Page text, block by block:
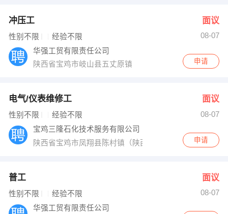
冲压工 面议
性别不限 经验不限
08-07
华强工贸有限责任公司
陕西省宝鸡市岐山县五丈原镇
申请
电气/仪表维修工 面议
性别不限 经验不限
08-07
宝鸡三隆石化技术服务有限公司
陕西省宝鸡市凤翔县陈村镇（陕西长青能源化工有限公司
申请
普工 面议
性别不限 经验不限
08-07
华强工贸有限责任公司